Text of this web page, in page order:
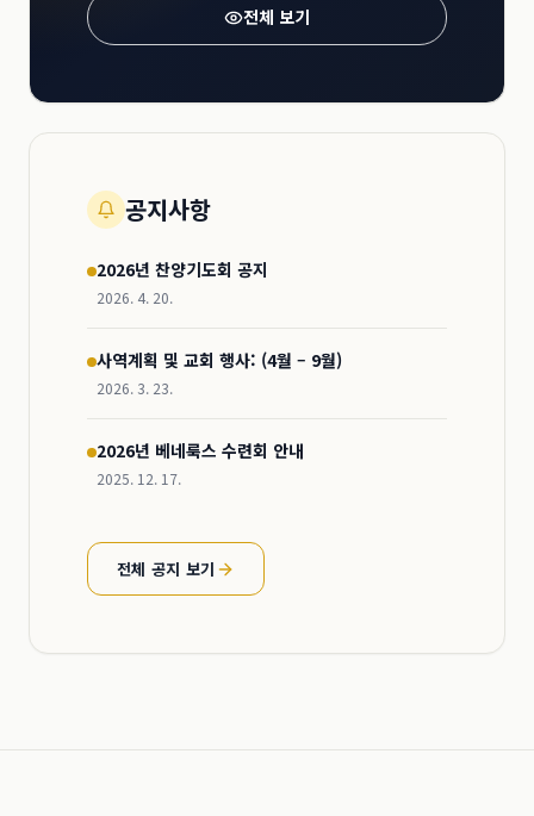
전체 보기
공지사항
2026년 찬양기도회 공지
2026. 4. 20.
사역계획 및 교회 행사: (4월 – 9월)
2026. 3. 23.
2026년 베네룩스 수련회 안내
2025. 12. 17.
전체 공지 보기